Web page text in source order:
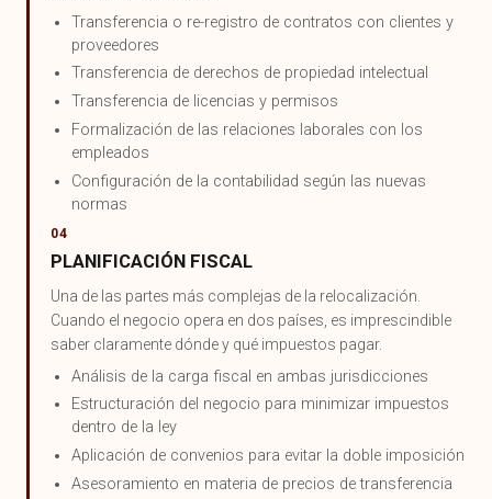
Transferencia o re-registro de contratos con clientes y
proveedores
Transferencia de derechos de propiedad intelectual
Transferencia de licencias y permisos
Formalización de las relaciones laborales con los
empleados
Configuración de la contabilidad según las nuevas
normas
04
PLANIFICACIÓN FISCAL
Una de las partes más complejas de la relocalización.
Cuando el negocio opera en dos países, es imprescindible
saber claramente dónde y qué impuestos pagar.
Análisis de la carga fiscal en ambas jurisdicciones
Estructuración del negocio para minimizar impuestos
dentro de la ley
Aplicación de convenios para evitar la doble imposición
Asesoramiento en materia de precios de transferencia